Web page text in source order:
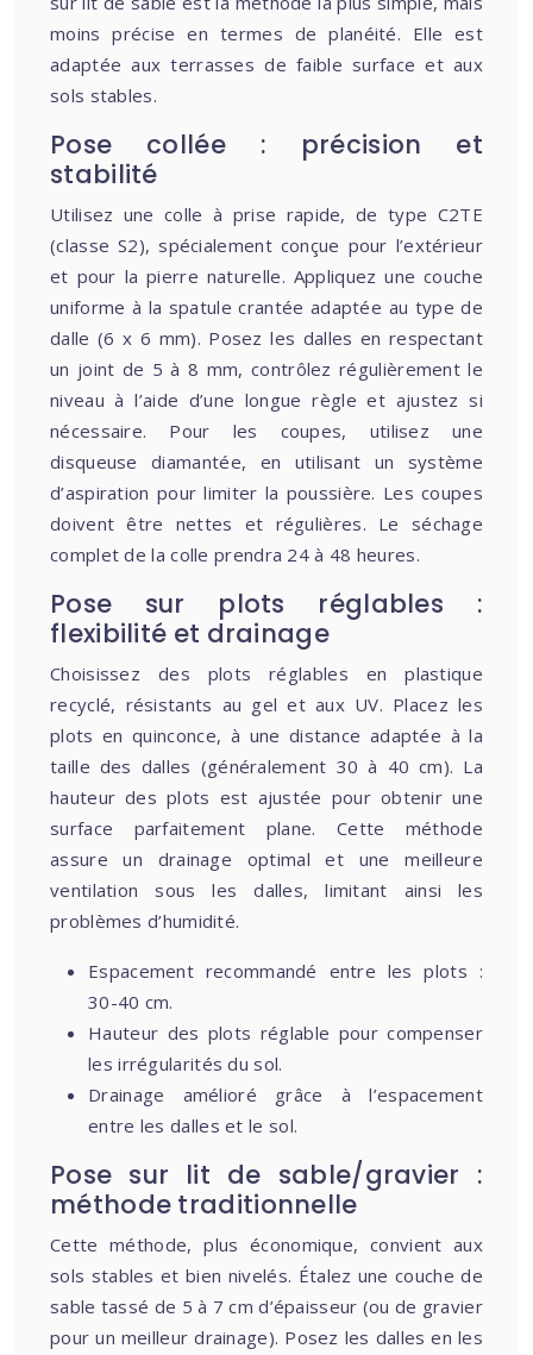
moins précise en termes de planéité. Elle est
adaptée aux terrasses de faible surface et aux
sols stables.
Pose collée : précision et
stabilité
Utilisez une colle à prise rapide, de type C2TE
(classe S2), spécialement conçue pour l’extérieur
et pour la pierre naturelle. Appliquez une couche
uniforme à la spatule crantée adaptée au type de
dalle (6 x 6 mm). Posez les dalles en respectant
un joint de 5 à 8 mm, contrôlez régulièrement le
niveau à l’aide d’une longue règle et ajustez si
nécessaire. Pour les coupes, utilisez une
disqueuse diamantée, en utilisant un système
d’aspiration pour limiter la poussière. Les coupes
doivent être nettes et régulières. Le séchage
complet de la colle prendra 24 à 48 heures.
Pose sur plots réglables :
flexibilité et drainage
Choisissez des plots réglables en plastique
recyclé, résistants au gel et aux UV. Placez les
plots en quinconce, à une distance adaptée à la
taille des dalles (généralement 30 à 40 cm). La
hauteur des plots est ajustée pour obtenir une
surface parfaitement plane. Cette méthode
assure un drainage optimal et une meilleure
ventilation sous les dalles, limitant ainsi les
problèmes d’humidité.
Espacement recommandé entre les plots :
30-40 cm.
Hauteur des plots réglable pour compenser
les irrégularités du sol.
Drainage amélioré grâce à l’espacement
entre les dalles et le sol.
Pose sur lit de sable/gravier :
méthode traditionnelle
Cette méthode, plus économique, convient aux
sols stables et bien nivelés. Étalez une couche de
sable tassé de 5 à 7 cm d’épaisseur (ou de gravier
pour un meilleur drainage). Posez les dalles en les